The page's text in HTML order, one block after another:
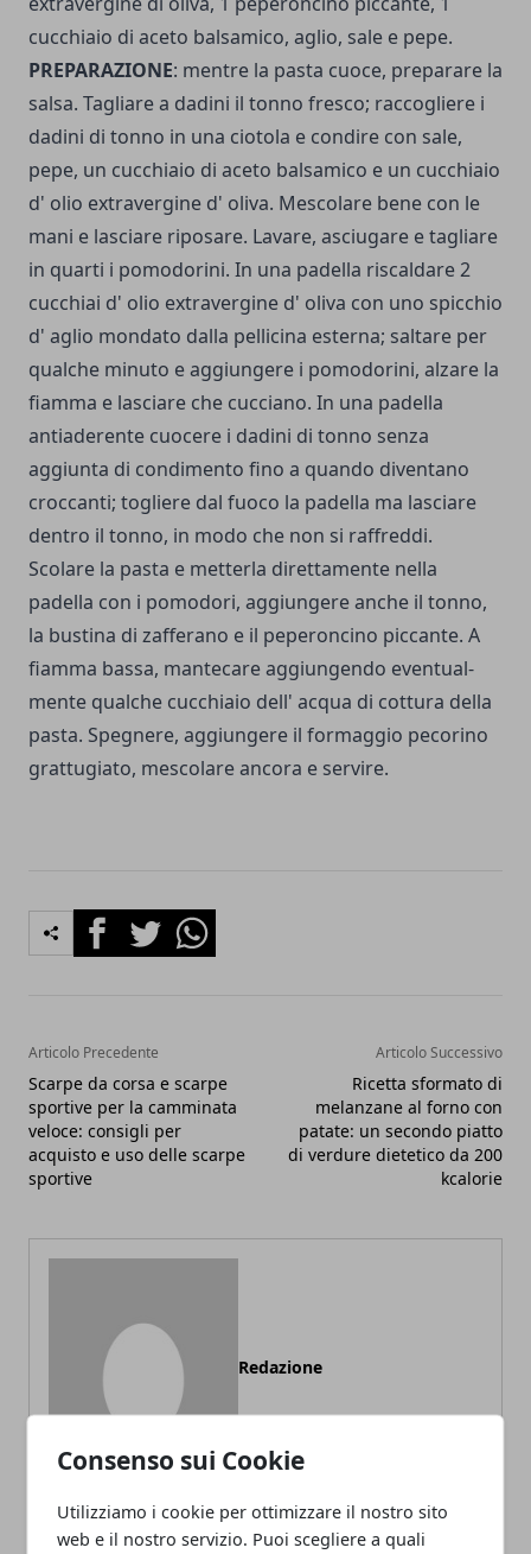
Consenso sui Cookie
Utilizziamo i cookie per ottimizzare il nostro sito
web e il nostro servizio. Puoi scegliere a quali
cucchiaio di aceto balsamico, aglio, sale e pepe.
PREPARAZIONE: mentre la pasta cuoce, preparare la
salsa. Ta­gliare a dadini il tonno fresco; raccogliere i
dadini di tonno in una ciotola e condire con sale,
pepe, un cucchiaio di aceto balsa­mico e un cucchiaio
d' olio extravergine d' oliva. Mescolare bene con le
mani e lasciare riposare. Lavare, asciugare e tagliare
in quarti i pomodorini. In una padella riscaldare 2
cucchiai d' olio extravergine d' oliva con uno spicchio
d' aglio mondato dalla pellicina esterna; saltare per
qualche minuto e aggiungere i pomodorini, alzare la
fiamma e lasciare che cucciano. In una padel­la
antiaderente cuocere i dadini di tonno senza
aggiunta di condimento fino a quando diventano
croccanti; togliere dal fuoco la padella ma lasciare
dentro il tonno, in modo che non si raffreddi.
Scolare la pasta e metterla direttamente nella
padella con i pomodori, aggiungere anche il tonno,
la bustina di zafferano e il peperoncino piccante. A
fiamma bassa, mantecare aggiungendo eventual­
mente qualche cucchiaio dell' acqua di cottura della
pasta. Spegnere, aggiungere il formaggio pecorino
grattugiato, mescolare ancora e servire.
FacebookTwitterWhatsapp
Articolo Precedente
Scarpe da corsa e scarpe
sportive per la camminata
veloce: consigli per
acquisto e uso delle scarpe
sportive
Articolo Successivo
Ricetta sformato di
melanzane al forno con
patate: un secondo piatto
di verdure dietetico da 200
kcalorie
Redazione